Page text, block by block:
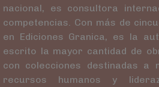
nacional, es consultora
competencias. Con más de
en Ediciones Granica, es la
escrito la mayor cantidad de
con colecciones destinadas a
recursos humanos y